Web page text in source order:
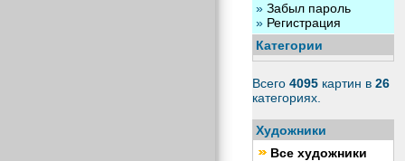
» Забыл пароль
» Регистрация
Категории
Всего 4095картин в 26
категориях.
Художники
Все художники